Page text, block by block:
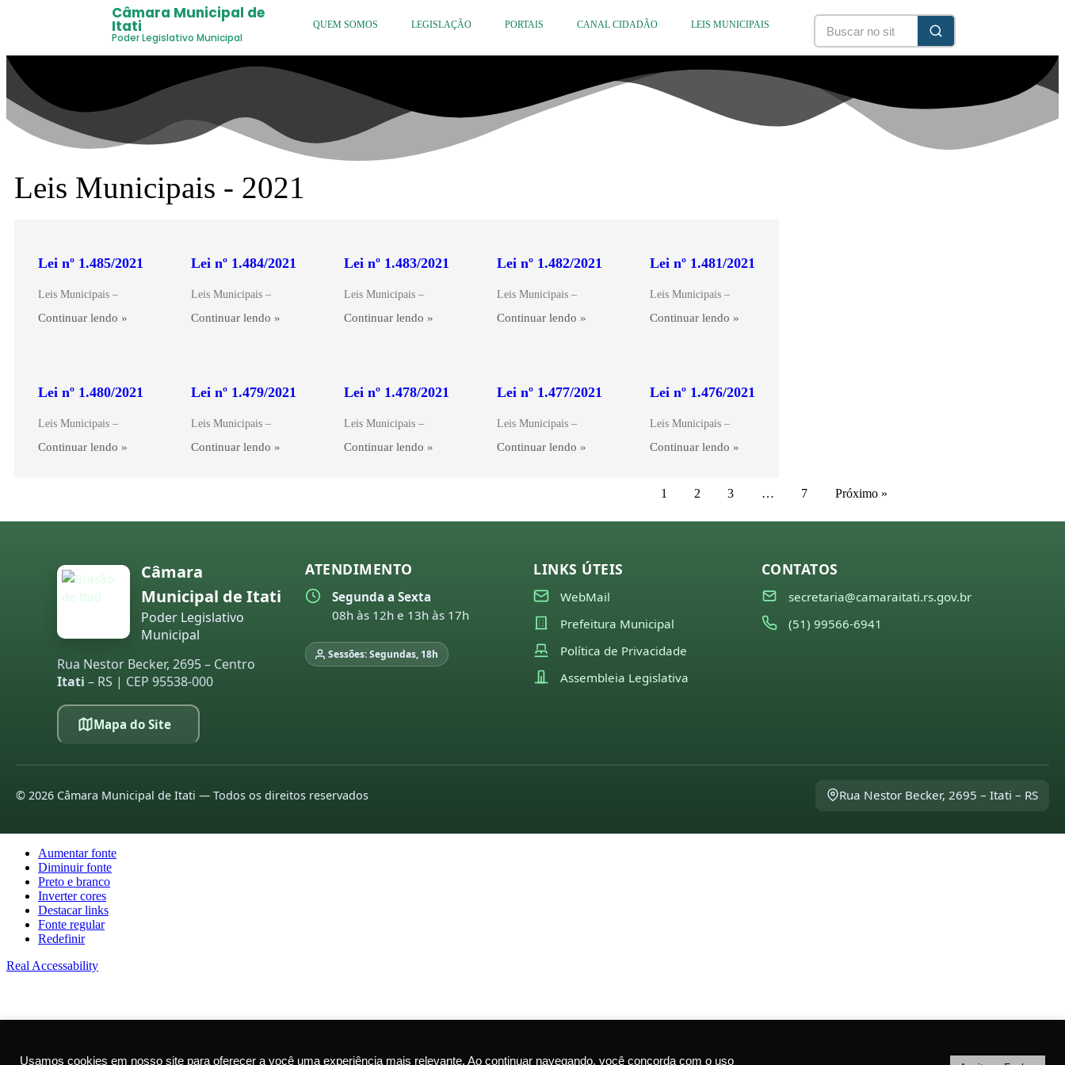
Câmara Municipal de
Itati
Poder Legislativo Municipal
QUEM SOMOS LEGISLAÇÃO PORTAIS CANAL CIDADÃO LEIS MUNICIPAIS
Leis Municipais - 2021
Lei nº 1.485/2021
Leis Municipais –
Continuar lendo »
Lei nº 1.484/2021
Leis Municipais –
Continuar lendo »
Lei nº 1.483/2021
Leis Municipais –
Continuar lendo »
Lei nº 1.482/2021
Leis Municipais –
Continuar lendo »
Lei nº 1.481/2021
Leis Municipais –
Continuar lendo »
Lei nº 1.480/2021
Leis Municipais –
Continuar lendo »
Lei nº 1.479/2021
Leis Municipais –
Continuar lendo »
Lei nº 1.478/2021
Leis Municipais –
Continuar lendo »
Lei nº 1.477/2021
Leis Municipais –
Continuar lendo »
Lei nº 1.476/2021
Leis Municipais –
Continuar lendo »
1 2 3 … 7 Próximo »
Câmara
Municipal de Itati
Poder Legislativo
Municipal
Rua Nestor Becker, 2695 – Centro
Itati – RS | CEP 95538-000
Mapa do Site
ATENDIMENTO
Segunda a Sexta
08h às 12h e 13h às 17h
Sessões: Segundas, 18h
LINKS ÚTEIS
WebMail
Prefeitura Municipal
Política de Privacidade
Assembleia Legislativa
CONTATOS
secretaria@camaraitati.rs.gov.br
(51) 99566-6941
© 2026 Câmara Municipal de Itati — Todos os direitos reservados Rua Nestor Becker, 2695 – Itati – RS
Usamos cookies em nosso site para oferecer a você uma experiência mais relevante. Ao continuar navegando, você concorda com o uso
Aumentar fonte
Diminuir fonte
Preto e branco
Inverter cores
Destacar links
Fonte regular
Redefinir
Real Accessability